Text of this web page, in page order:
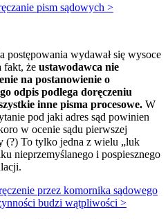
pism sądowych >
postępowania wydawał się wysoce
fakt, że ustawodawca nie
na postanowienie o
odpis podlega doręczeniu
inne pisma procesowe. W
pod jaki adres sąd powinien
w ocenie sądu pierwszej
(?) To tylko jedna z wielu „luk
nieprzemyślanego i pospiesznego
przez komornika sądowego
budzi wątpliwości >